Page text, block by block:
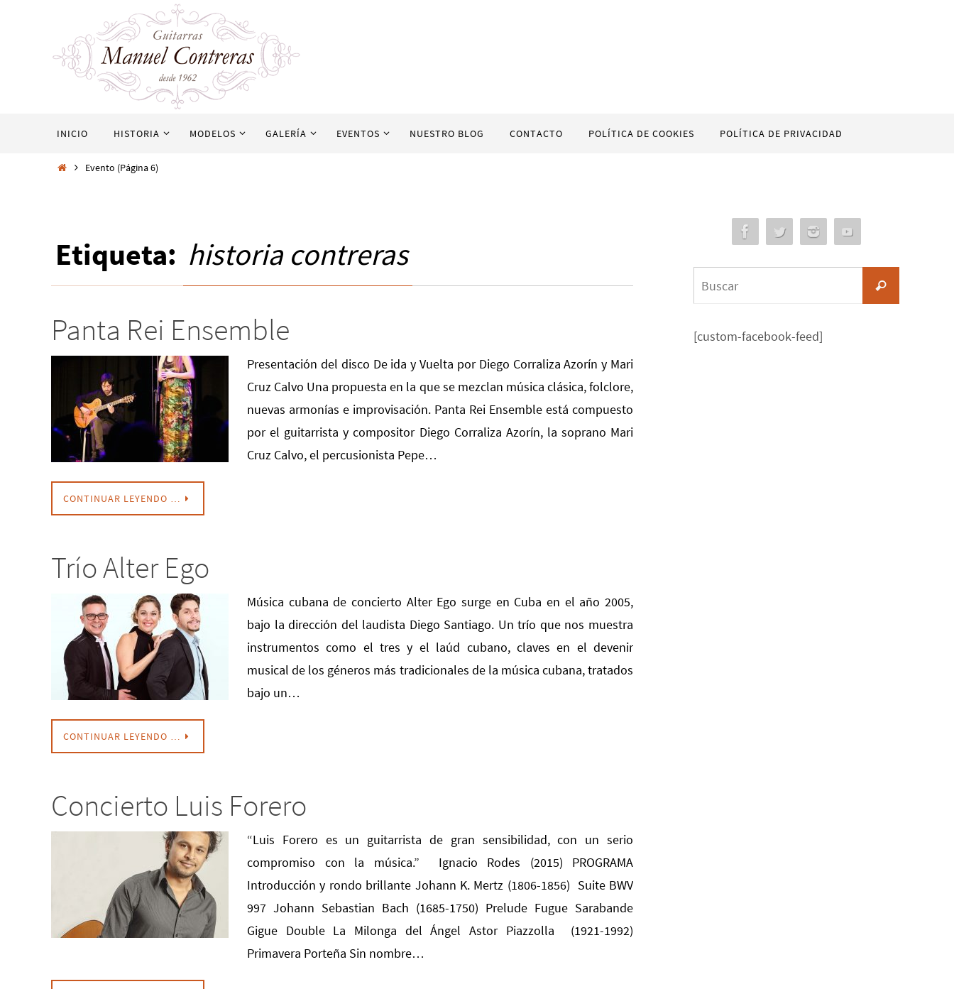
INICIO HISTORIA MODELOS GALERÍA EVENTOS NUESTRO BLOG CONTACTO POLÍTICA DE COOKIES POLÍTICA DE PRIVACIDAD
Evento (Página 6)
Etiqueta: historia contreras
Panta Rei Ensemble
Presentación del disco De ida y Vuelta por Diego Corraliza Azorín y Mari
Cruz Calvo Una propuesta en la que se mezclan música clásica, folclore,
nuevas armonías e improvisación. Panta Rei Ensemble está compuesto
por el guitarrista y compositor Diego Corraliza Azorín, la soprano Mari
Cruz Calvo, el percusionista Pepe…
CONTINUAR LEYENDO …
Trío Alter Ego
Música cubana de concierto Alter Ego surge en Cuba en el año 2005,
bajo la dirección del laudista Diego Santiago. Un trío que nos muestra
instrumentos como el tres y el laúd cubano, claves en el devenir
musical de los géneros más tradicionales de la música cubana, tratados
bajo un…
CONTINUAR LEYENDO …
Concierto Luis Forero
“Luis Forero es un guitarrista de gran sensibilidad, con un serio
compromiso con la música.” Ignacio Rodes (2015) PROGRAMA
Introducción y rondo brillante Johann K. Mertz (1806-1856) Suite BWV
997 Johann Sebastian Bach (1685-1750) Prelude Fugue Sarabande
Gigue Double La Milonga del Ángel Astor Piazzolla (1921-1992)
Primavera Porteña Sin nombre…
[custom-facebook-feed]